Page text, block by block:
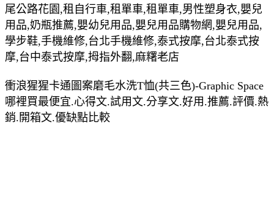
尾公路花園,租自行車,租單車,租單車,男性塑身衣,嬰兒
用品,奶瓶推薦,嬰幼兒用品,嬰兒用品購物網,嬰兒用品,
學步鞋,手機維修,台北手機維修,泰式按摩,台北泰式按
摩,台中泰式按摩,拇指外翻,麻糬老店
衝浪猩猩卡通圖案磨毛水洗T恤(共三色)-Graphic Space
哪裡買最便宜.心得文.試用文.分享文.好用.推薦.評價.熱
銷.開箱文.優缺點比較